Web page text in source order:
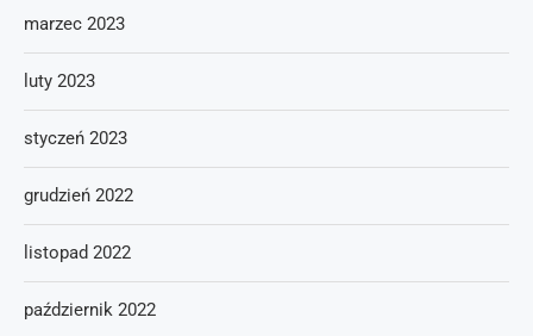
marzec 2023
luty 2023
styczeń 2023
grudzień 2022
listopad 2022
październik 2022